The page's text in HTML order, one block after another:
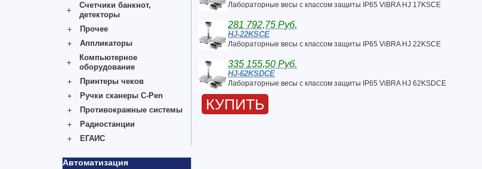
Счетчики банкнот,
детекторы
Прочее
Аппликаторы
Компьютерное
оборудование
Принтеры чеков
Ручки сканеры C-Pen
Противокражные системы
Радиостанции
ЕГАИС
Автоматизация
Лабораторные весы с классом защиты IP65 ViBRA HJ 17KSCE
281 792,75 Руб.
HJ-22KSCE
Лабораторные весы с классом защиты IP65 ViBRA HJ 22KSCE
335 155,50 Руб.
HJ-62KSDCE
Лабораторные весы с классом защиты IP65 ViBRA HJ 62KSDCE
КУПИТЬ